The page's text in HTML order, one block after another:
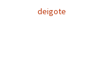
deigote